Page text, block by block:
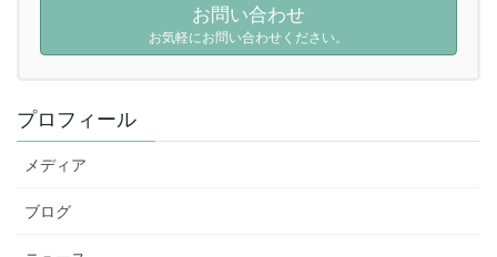
お問い合わせ
お気軽にお問い合わせください。
プロフィール
メディア
ブログ